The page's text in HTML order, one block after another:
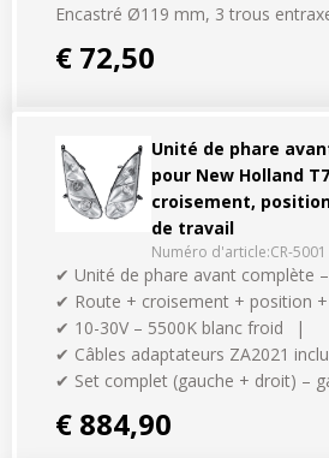
Encastré Ø119 mm, 3 trous
€ 72,50
Unité de phare
pour New Holland
croisement,
de travail
Numéro d'article:CR-5001
✔ Unité de phare avant complète
✔ Route + croisement + position
✔ 10-30V – 5500K blanc froid
✔ Câbles adaptateurs ZA2021
✔ Set complet (gauche + droit) –
€ 884,90